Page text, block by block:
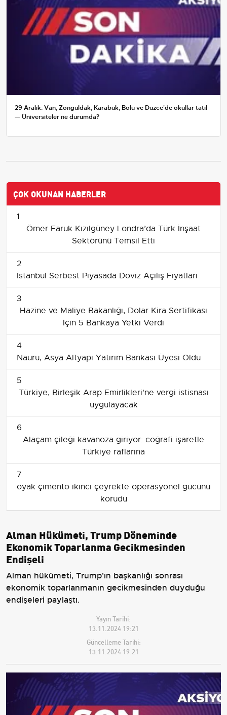
29 Aralık: Van, Zonguldak, Karabük, Bolu ve Düzce'de okullar tatil
— Üniversiteler ne durumda?
ÇOK OKUNAN HABERLER
1
Ömer Faruk Kızılgüney Londra’da Türk İnşaat
Sektörünü Temsil Etti
2
İstanbul Serbest Piyasada Döviz Açılış Fiyatları
3
Hazine ve Maliye Bakanlığı, Dolar Kira Sertifikası
İçin 5 Bankaya Yetki Verdi
4
Nauru, Asya Altyapı Yatırım Bankası Üyesi Oldu
5
Türkiye, Birleşik Arap Emirlikleri'ne vergi istisnası
uygulayacak
6
Alaçam çileği kavanoza giriyor: coğrafi işaretle
Türkiye raflarına
7
oyak çimento ikinci çeyrekte operasyonel gücünü
korudu
Alman Hükümeti, Trump Döneminde
Ekonomik Toparlanma Gecikmesinden
Endişeli
Alman hükümeti, Trump'ın başkanlığı sonrası
ekonomik toparlanmanın gecikmesinden duyduğu
endişeleri paylaştı.
Yayın Tarihi:
13.11.2024 19:21
Güncelleme Tarihi:
13.11.2024 19:21